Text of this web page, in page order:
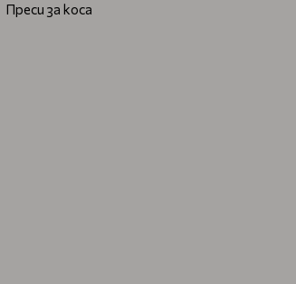
Преси за коса